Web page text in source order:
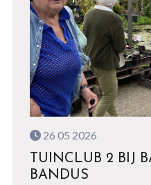
26 05 2026
TUINCLUB 2 BIJ
BANDUS